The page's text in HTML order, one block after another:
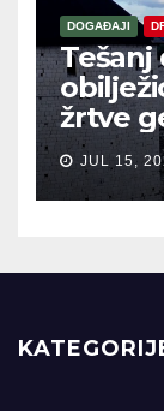
DOGAĐAJI
Tešanj
žrtve
JUL 15,